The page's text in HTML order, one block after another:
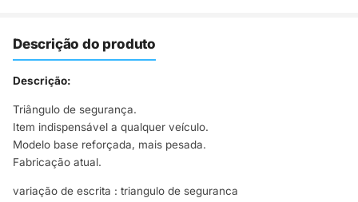
Descrição do produto
Descrição:
Triângulo de segurança.
Item indispensável a qualquer veículo.
Modelo base reforçada, mais pesada.
Fabricação atual.
variação de escrita : triangulo de seguranca